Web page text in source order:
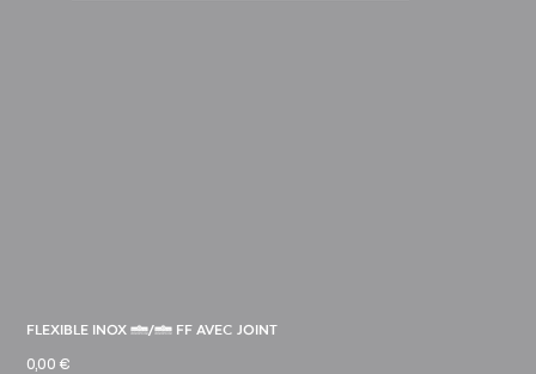
FLEXIBLE INOX 3/8 FF AVEC JOINT
Prix
0,00 €